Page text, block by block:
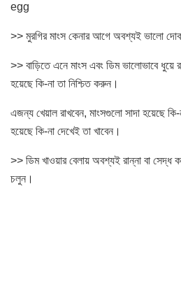
egg
>> মুরগির মাংস কেনার আগে অবশ্যই ভালো
>> বাড়িতে এনে মাংস এবং ডিম ভালোভাবে ধুয়ে
হয়েছে কি-না তা নিশ্চিত করুন।
এজন্য খেয়াল রাখবেন, মাংসগুলো সাদা হয়েছে
হয়েছে কি-না দেখেই তা খাবেন।
>> ডিম খাওয়ার বেলায় অবশ্যই রান্না বা সেদ্ধ
চলুন।